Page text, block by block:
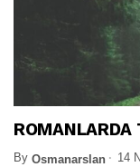
ROMANLARDA
By Osmanarslan 14